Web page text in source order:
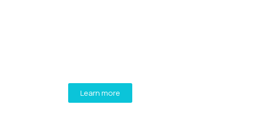
Learn more